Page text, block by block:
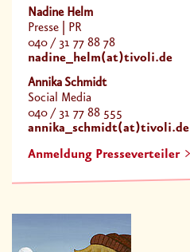
Nadine Helm
Presse | PR
040 / 31 77 88 78
nadine_helm(at)tivoli.de
Annika Schmidt
Social Media
040 / 31 77 88 555
annika_schmidt(at)tivoli.de
Anmeldung Presseverteiler